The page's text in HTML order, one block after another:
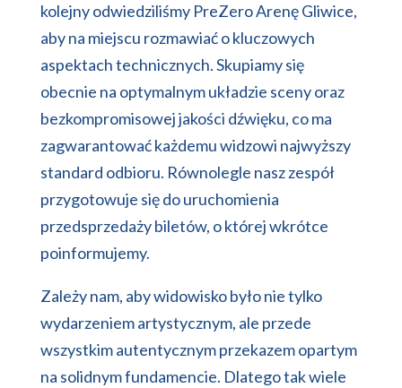
kolejny odwiedziliśmy PreZero Arenę Gliwice,
aby na miejscu rozmawiać o kluczowych
aspektach technicznych. Skupiamy się
obecnie na optymalnym układzie sceny oraz
bezkompromisowej jakości dźwięku, co ma
zagwarantować każdemu widzowi najwyższy
standard odbioru. Równolegle nasz zespół
przygotowuje się do uruchomienia
przedsprzedaży biletów, o której wkrótce
poinformujemy.
Zależy nam, aby widowisko było nie tylko
wydarzeniem artystycznym, ale przede
wszystkim autentycznym przekazem opartym
na solidnym fundamencie. Dlatego tak wiele